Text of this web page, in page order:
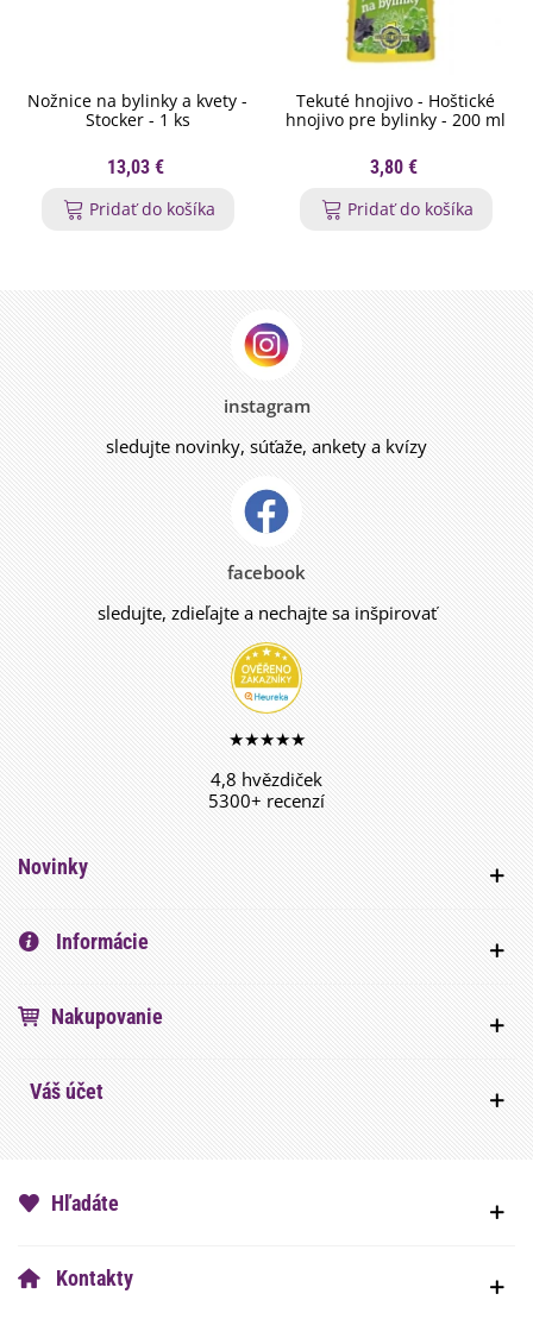
Nožnice na bylinky a kvety -
Stocker - 1 ks
13,03 €
Pridať do košíka
Tekuté hnojivo - Hoštické
hnojivo pre bylinky - 200 ml
3,80 €
Pridať do košíka
instagram
sledujte novinky, súťaže, ankety a kvízy
facebook
sledujte, zdieľajte a nechajte sa inšpirovať
★★★★★
4,8 hvězdiček
5300+ recenzí
Novinky
Informácie
Nakupovanie
Váš účet
Hľadáte
Kontakty